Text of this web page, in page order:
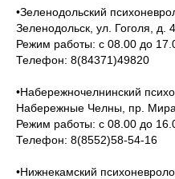
•Зеленодольский
Зеленодольск, ул. Гоголя, д.
Режим работы: с 08.00 до
Телефон: 8(84371)49820
•Набережночелнинский
Набережные Челны, пр.
Режим работы: с 08.00 до
Телефон: 8(8552)58-54-16
•Нижнекамский